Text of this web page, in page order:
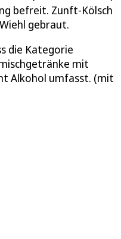
befreit. Zunft-Kölsch
gebraut.
die Kategorie
mit
Alkohol umfasst. (mit